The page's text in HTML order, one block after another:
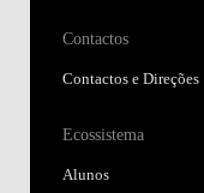
Contactos
Contactos e Direções
Ecossistema
Alunos